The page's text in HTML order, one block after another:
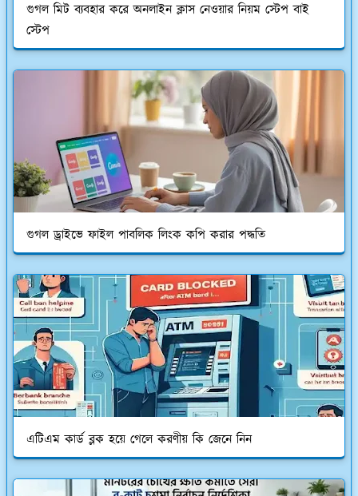
গুগল মিট ব্যবহার করে অনলাইন ক্লাস নেওয়ার নিয়ম স্টেপ বাই
স্টেপ
গুগল ড্রাইভে ফাইল পাবলিক লিংক কপি করার পদ্ধতি
এটিএম কার্ড ব্লক হয়ে গেলে করণীয় কি জেনে নিন